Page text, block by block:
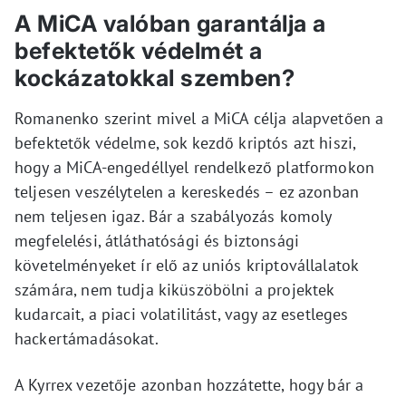
A MiCA valóban garantálja a
befektetők védelmét a
kockázatokkal szemben?
Romanenko szerint mivel a MiCA célja alapvetően a
befektetők védelme, sok kezdő kriptós azt hiszi,
hogy a MiCA-engedéllyel rendelkező platformokon
teljesen veszélytelen a kereskedés – ez azonban
nem teljesen igaz. Bár a szabályozás komoly
megfelelési, átláthatósági és biztonsági
követelményeket ír elő az uniós kriptovállalatok
számára, nem tudja kiküszöbölni a projektek
kudarcait, a piaci volatilitást, vagy az esetleges
hackertámadásokat.
A Kyrrex vezetője azonban hozzátette, hogy bár a